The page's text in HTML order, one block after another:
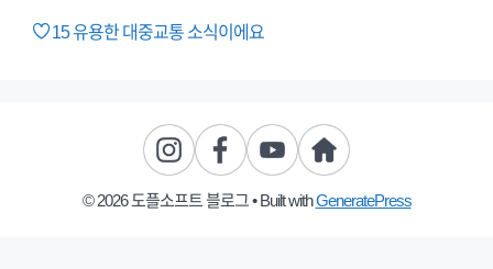
15유용한 대중교통 소식이에요
© 2026 도플소프트 블로그• Built withGeneratePress